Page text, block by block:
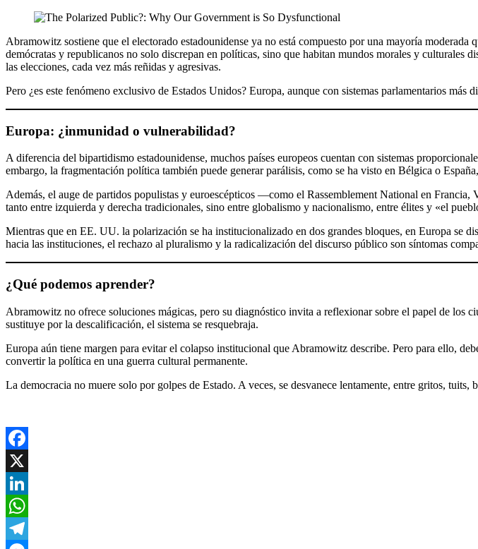
Abramowitz sostiene que el electorado estadounidense ya no está compuesto por una mayoría
demócratas y republicanos no solo discrepan en políticas, sino que habitan mundos morales y culturales
las elecciones, cada vez más reñidas y agresivas.
Pero ¿es este fenómeno exclusivo de Estados Unidos? Europa, aunque con sistemas parlamentarios más
Europa: ¿inmunidad o vulnerabilidad?
A diferencia del bipartidismo estadounidense, muchos países europeos cuentan con sistemas
embargo, la fragmentación política también puede generar parálisis, como se ha visto en Bélgica o
Además, el auge de partidos populistas y euroescépticos —como el Rassemblement National en
tanto entre izquierda y derecha tradicionales, sino entre globalismo y nacionalismo, entre élites y «el
Mientras que en EE. UU. la polarización se ha institucionalizado en dos grandes bloques, en Europa se
hacia las instituciones, el rechazo al pluralismo y la radicalización del discurso público son síntomas
¿Qué podemos aprender?
Abramowitz no ofrece soluciones mágicas, pero su diagnóstico invita a reflexionar sobre el papel de los
sustituye por la descalificación, el sistema se resquebraja.
Europa aún tiene margen para evitar el colapso institucional que Abramowitz describe. Pero para ello,
convertir la política en una guerra cultural permanente.
La democracia no muere solo por golpes de Estado. A veces, se desvanece lentamente, entre gritos, tuits,
Facebook
X
LinkedIn
WhatsApp